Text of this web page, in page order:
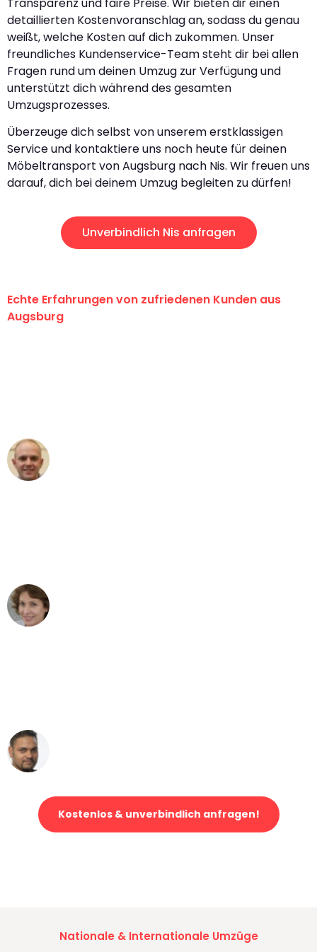
detaillierten Kostenvoranschlag an, sodass du genau
weißt, welche Kosten auf dich zukommen. Unser
freundliches Kundenservice-Team steht dir bei allen
Fragen rund um deinen Umzug zur Verfügung und
unterstützt dich während des gesamten
Umzugsprozesses.
Überzeuge dich selbst von unserem erstklassigen
Service und kontaktiere uns noch heute für deinen
Möbeltransport von Augsburg nach Nis. Wir freuen uns
darauf, dich bei deinem Umzug begleiten zu dürfen!
Unverbindlich Nis anfragen
Echte Erfahrungen von zufriedenen Kunden aus
Augsburg
Kostenlos & unverbindlich anfragen!
Nationale & Internationale Umzüge